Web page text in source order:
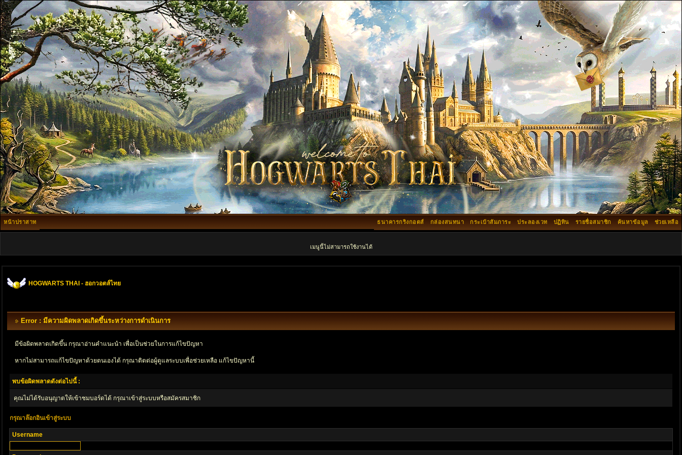
หน้าปราสาท ช่วยเหลือ
ค้นหาข้อมูล
รายชื่อสมาชิก
ปฏิทิน
ประลองเวท
กระเป๋าสัมภาระ
กล่องสนทนา
ธนาคารกริงกอตส์
เมนูนี้ไม่สามารถใช้งานได้
HOGWARTS THAI - ฮอกวอตส์ไทย
Error : มีความผิดพลาดเกิดขึ้นระหว่างการดำเนินการ
มีข้อผิดพลาดเกิดขึ้น กรุณาอ่านคำแนะนำ เพื่อเป็นช่วยในการแก้ไขปัญหา
หากไม่สามารถแก้ไขปัญหาด้วยตนเองได้ กรุณาติตด่อผู้ดูแลระบบเพื่อช่วยเหลือ แก้ไขปัญหานี้
พบข้อผิดพลาดดังต่อไปนี้ :
คุณไม่ได้รับอนุญาตให้เข้าชมบอร์ดได้ กรุณาเข้าสู่ระบบหรือสมัครสมาชิก
กรุณาล๊อกอินเข้าสู่ระบบ
Username